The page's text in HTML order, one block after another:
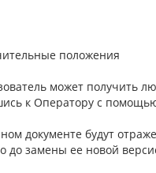
положения
может получить
к Оператору с
документе будут
до замены ее новой